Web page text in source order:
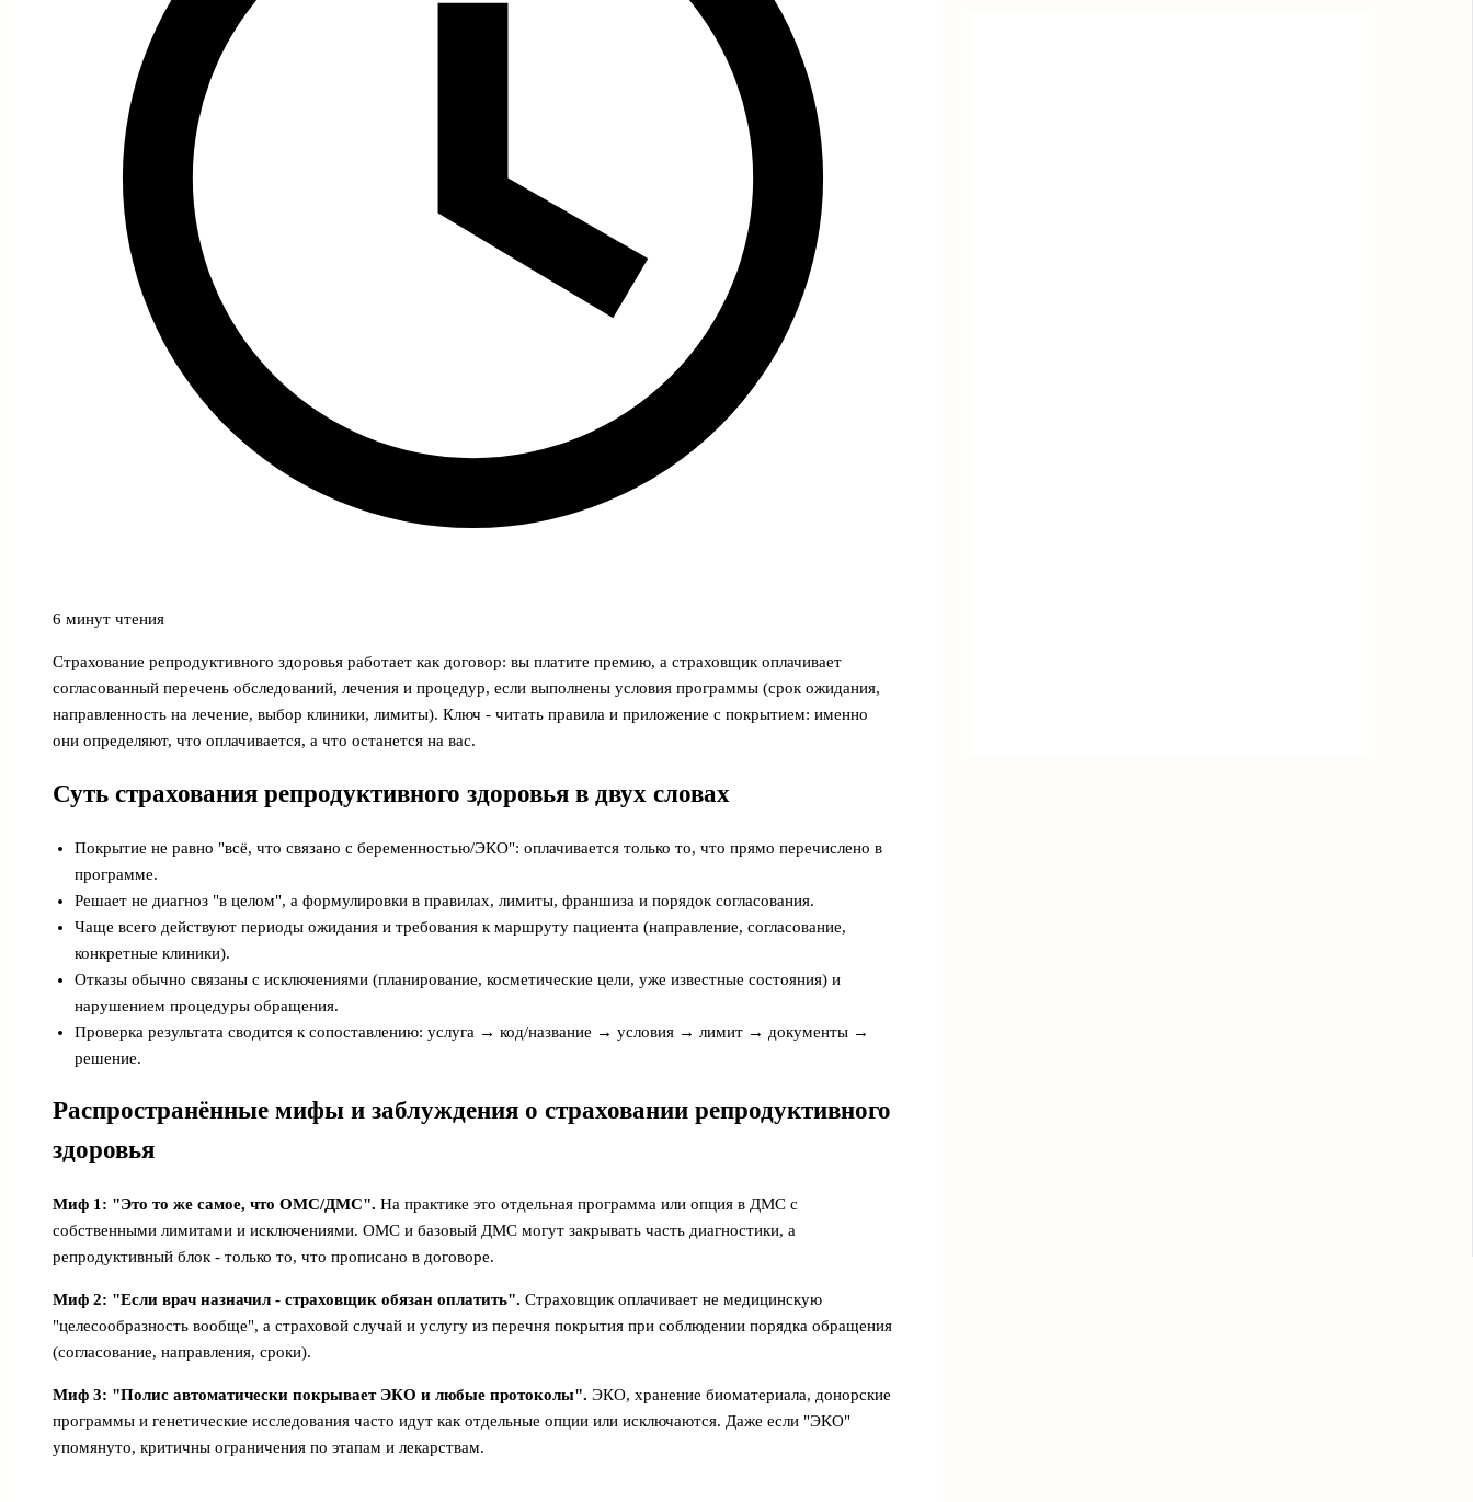
6 минут чтения
Страхование репродуктивного здоровья работает как договор: вы платите премию, а страховщик оплачивает
согласованный перечень обследований, лечения и процедур, если выполнены условия программы (срок ожидания,
направленность на лечение, выбор клиники, лимиты). Ключ - читать правила и приложение с покрытием: именно
они определяют, что оплачивается, а что останется на вас.
Суть страхования репродуктивного здоровья в двух словах
Покрытие не равно "всё, что связано с беременностью/ЭКО": оплачивается только то, что прямо перечислено в
программе.
Решает не диагноз "в целом", а формулировки в правилах, лимиты, франшиза и порядок согласования.
Чаще всего действуют периоды ожидания и требования к маршруту пациента (направление, согласование,
конкретные клиники).
Отказы обычно связаны с исключениями (планирование, косметические цели, уже известные состояния) и
нарушением процедуры обращения.
Проверка результата сводится к сопоставлению: услуга → код/название → условия → лимит → документы →
решение.
Распространённые мифы и заблуждения о страховании репродуктивного
здоровья
Миф 1: "Это то же самое, что ОМС/ДМС". На практике это отдельная программа или опция в ДМС с
собственными лимитами и исключениями. ОМС и базовый ДМС могут закрывать часть диагностики, а
репродуктивный блок - только то, что прописано в договоре.
Миф 2: "Если врач назначил - страховщик обязан оплатить". Страховщик оплачивает не медицинскую
"целесообразность вообще", а страховой случай и услугу из перечня покрытия при соблюдении порядка обращения
(согласование, направления, сроки).
Миф 3: "Полис автоматически покрывает ЭКО и любые протоколы". ЭКО, хранение биоматериала, донорские
программы и генетические исследования часто идут как отдельные опции или исключаются. Даже если "ЭКО"
упомянуто, критичны ограничения по этапам и лекарствам.